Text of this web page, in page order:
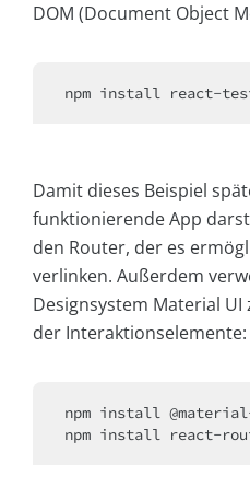
DOM (Document Object
Damit dieses Beispiel
funktionierende App
den Router, der es
verlinken. Außerdem
Designsystem Material
der Interaktionselemente:
npm install